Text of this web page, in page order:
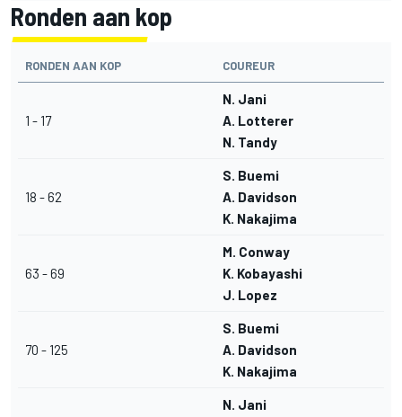
Ronden aan kop
RONDEN AAN KOP COUREUR
1 - 17
N. Jani
A. Lotterer
N. Tandy
18 - 62
S. Buemi
A. Davidson
K. Nakajima
63 - 69
M. Conway
K. Kobayashi
J. Lopez
70 - 125
S. Buemi
A. Davidson
K. Nakajima
N. Jani